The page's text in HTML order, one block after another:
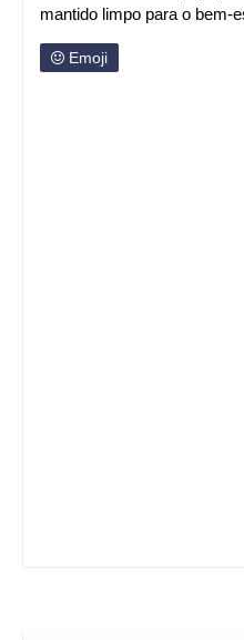
mantido limpo para o bem-
Emoji